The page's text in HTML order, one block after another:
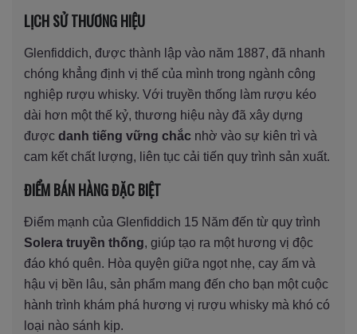
LỊCH SỬ THƯƠNG HIỆU
Glenfiddich, được thành lập vào năm 1887, đã nhanh
chóng khẳng định vị thế của mình trong ngành công
nghiệp rượu whisky. Với truyền thống làm rượu kéo
dài hơn một thế kỷ, thương hiệu này đã xây dựng
được danh tiếng vững chắc nhờ vào sự kiên trì và
cam kết chất lượng, liên tục cải tiến quy trình sản xuất.
ĐIỂM BÁN HÀNG ĐẶC BIỆT
Điểm mạnh của Glenfiddich 15 Năm đến từ quy trình
Solera truyền thống, giúp tạo ra một hương vị độc
đáo khó quên. Hòa quyện giữa ngọt nhẹ, cay ấm và
hậu vị bền lâu, sản phẩm mang đến cho bạn một cuộc
hành trình khám phá hương vị rượu whisky mà khó có
loại nào sánh kịp.